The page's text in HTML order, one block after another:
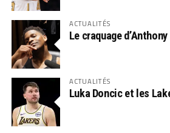
ACTUALITÉS
Le craquage
ACTUALITÉS
Luka Doncic et les